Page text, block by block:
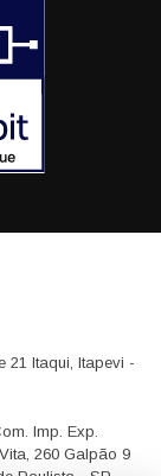
21 Itaqui, Itapevi -
Imp. Exp.
260 Galpão 9